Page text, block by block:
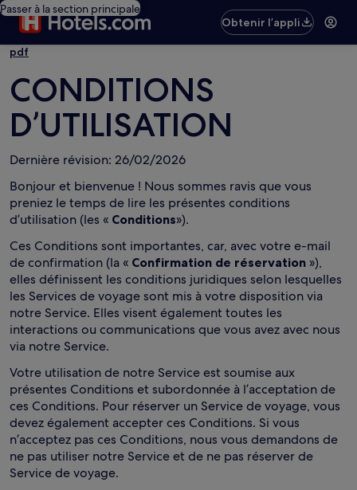
Passer à la section principale
Obtenir l’appli
pdf
CONDITIONS
D’UTILISATION
Dernière révision: 26/02/2026
Bonjour et bienvenue ! Nous sommes ravis que vous
preniez le temps de lire les présentes conditions
d’utilisation (les « Conditions»).
Ces Conditions sont importantes, car, avec votre e-mail
de confirmation (la « Confirmation de réservation »),
elles définissent les conditions juridiques selon lesquelles
les Services de voyage sont mis à votre disposition via
notre Service. Elles visent également toutes les
interactions ou communications que vous avez avec nous
via notre Service.
Votre utilisation de notre Service est soumise aux
présentes Conditions et subordonnée à l’acceptation de
ces Conditions. Pour réserver un Service de voyage, vous
devez également accepter ces Conditions. Si vous
n’acceptez pas ces Conditions, nous vous demandons de
ne pas utiliser notre Service et de ne pas réserver de
Service de voyage.